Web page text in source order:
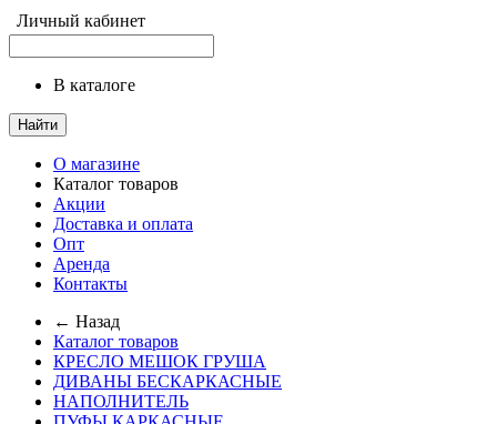
Личный кабинет
в каталоге
Найти
О магазине
Каталог товаров
Акции
Доставка и оплата
Опт
Аренда
Контакты
← Назад
Каталог товаров
КРЕСЛО МЕШОК ГРУША
ДИВАНЫ БЕСКАРКАСНЫЕ
НАПОЛНИТЕЛЬ